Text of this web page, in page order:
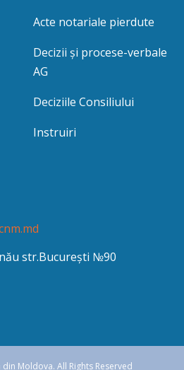
Acte notariale pierdute
Decizii și procese-verbale
AG
Deciziile Consiliului
Instruiri
str.București №90
Moldova. All Rights Reserved